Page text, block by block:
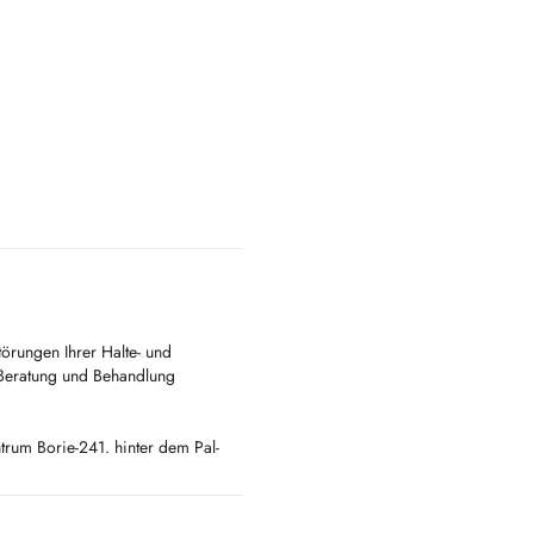
Ihrer Halte- und
und Behandlung
Borie-241. hinter dem Pal-